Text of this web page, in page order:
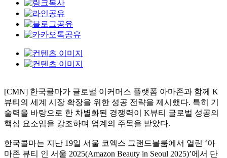
[CMN] 한국콜마가 글로벌 이커머스 플랫폼 아마존과 함께 K
뷰티의 세계 시장 확장을 위한 성공 전략을 제시했다. 특히 기
술력을 바탕으로 한 차별화된 경쟁력이 K뷰티 글로벌 성공의
핵심 요소임을 강조하며 업계의 주목을 받았다.
한국콜마는 지난 19일 서울 코엑스 그랜드볼룸에서 열린 ‘아
마존 뷰티 인 서울 2025(Amazon Beauty in Seoul 2025)’에서 단